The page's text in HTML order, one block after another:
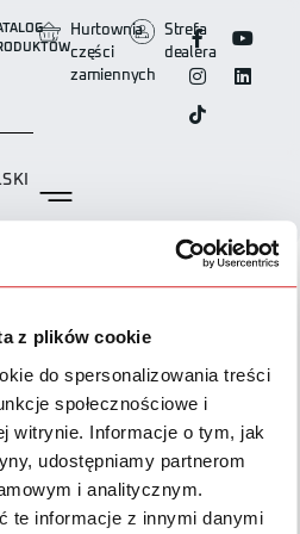
z plików cookie
do spersonalizowania treści
społecznościowe i
witrynie. Informacje o tym, jak
udostępniamy partnerom
i analitycznym.
te informacje z innymi danymi
Hurtownia
części
zamiennych
Strefa
dealera